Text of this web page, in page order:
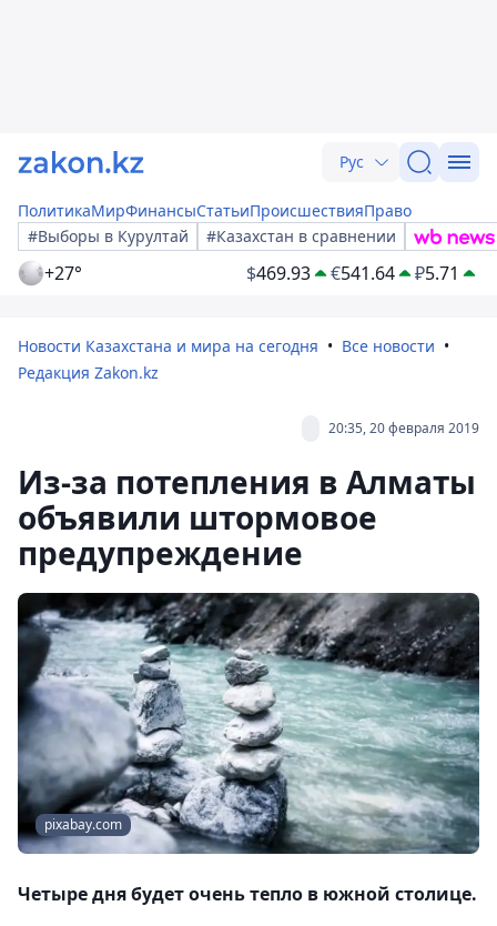
Рус
ПолитикаМирФинансыСтатьиПроисшествияПраво
#Выборы в Курултай
#Казахстан в сравнении
+27° $469.93 €541.64 ₽5.71
Новости Казахстана и мира на сегодня
Все новости
Редакция Zakon.kz
20:35, 20 февраля 2019
Из-за потепления в Алматы
объявили штормовое
предупреждение
pixabay.com
Четыре дня будет очень тепло в южной столице.